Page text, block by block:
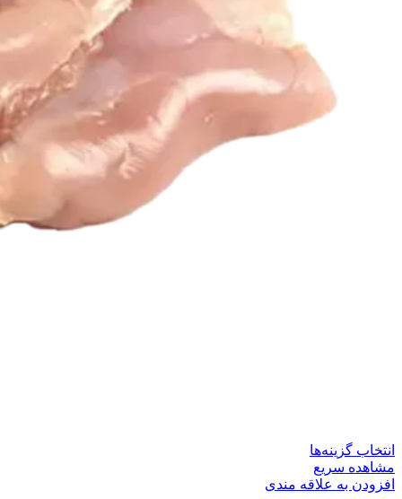
انتخاب گزینه‌ها
دارای
مشاهده سریع
افزودن به علاقه مندی